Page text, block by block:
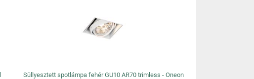
Süllyesztett spotlámpa fehér GU10 AR70 trimless - Oneon